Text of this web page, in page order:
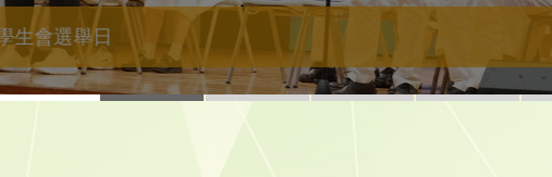
生會選舉日